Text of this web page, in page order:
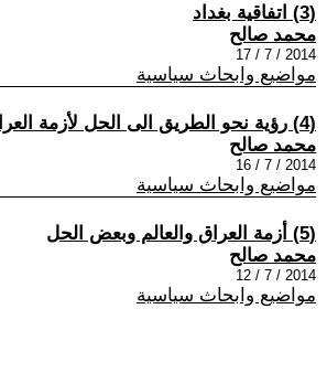
(3) اتفاقية بغداد
محمد صالح
2014 / 7 / 17
مواضيع وابحاث سياسية
(4) رؤية نحو الطريق الى الحل لأزمة العراق والعالم
محمد صالح
2014 / 7 / 16
مواضيع وابحاث سياسية
(5) أزمة العراق والعالم وبعض الحل
محمد صالح
2014 / 7 / 12
مواضيع وابحاث سياسية